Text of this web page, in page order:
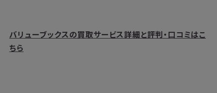
バリューブックスの買取サービス詳細と評判・口コミはこ
ちら